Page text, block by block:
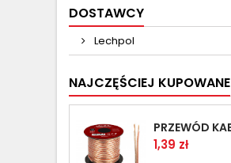
DOSTAWCY
Lechpol
NAJCZĘŚCIEJ KUPOWANE
Cena
1,39 zł